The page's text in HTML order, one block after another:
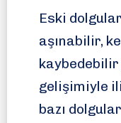
Eski
aşınabilir,
gelişimiyle
bazı